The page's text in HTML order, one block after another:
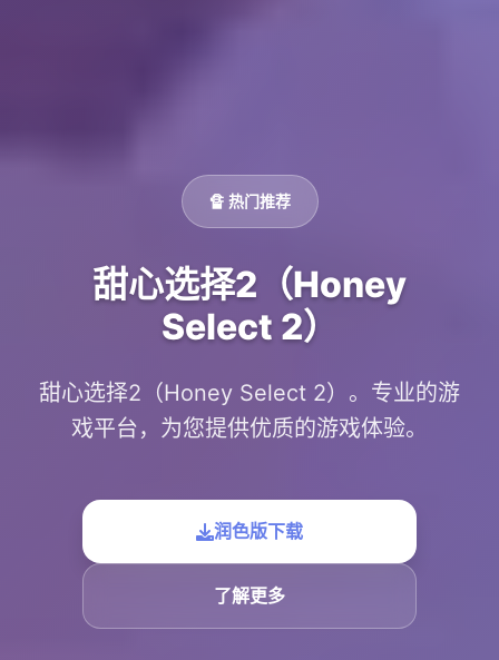
🔏 热门推荐
甜心选择2（Honey
Select 2）
甜心选择2（Honey Select 2）。专业的游
戏平台，为您提供优质的游戏体验。
润色版下载
了解更多